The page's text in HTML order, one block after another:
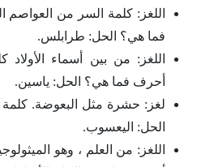
فما هي؟ الحل: طرابلس.
أحرف فما هي؟ الحل: ياسين.
الحل: اليعسوب.